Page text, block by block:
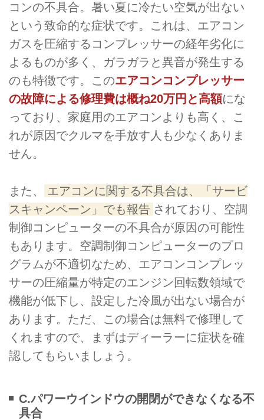
コンの不具合。暑い夏に冷たい空気が出ない
という致命的な症状です。これは、エアコン
ガスを圧縮するコンプレッサーの経年劣化に
よるものが多く、ガラガラと異音が発生する
のも特徴です。このエアコンコンプレッサー
の故障による修理費は概ね20万円と高額にな
っており、家庭用のエアコンよりも高く、こ
れが原因でクルマを手放す人も少なくありま
せん。
また、
エアコンに関する不具合は、「サービ
スキャンペーン」でも報告 されており、空調
制御コンピューターの不具合が原因の可能性
もあります。空調制御コンピューターのプロ
グラムが不適切なため、エアコンコンプレッ
サーの圧縮量が特定のエンジン回転数領域で
機能が低下し、設定した冷風が出ない場合が
あります。ただ、この場合は無料で修理して
くれますので、まずはディーラーに症状を確
認してもらいましょう。
C.パワーウインドウの開閉ができなくなる不
具合